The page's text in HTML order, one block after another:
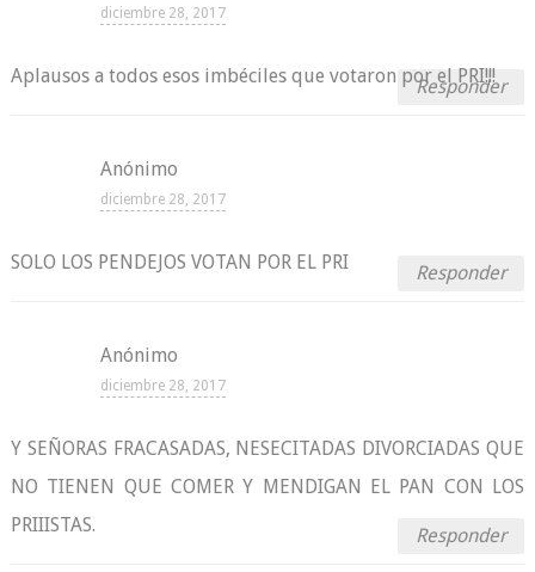
diciembre 28, 2017
Aplausos a todos esos imbéciles que votaron por el PRI!!!
Responder
Anónimo
diciembre 28, 2017
SOLO LOS PENDEJOS VOTAN POR EL PRI Responder
Anónimo
diciembre 28, 2017
Y SEÑORAS FRACASADAS, NESECITADAS DIVORCIADAS QUE
NO TIENEN QUE COMER Y MENDIGAN EL PAN CON LOS
PRIIISTAS.
Responder